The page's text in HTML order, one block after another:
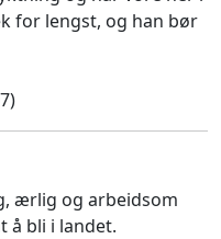
for lengst, og han bør
ærlig og arbeidsom
å bli i landet.